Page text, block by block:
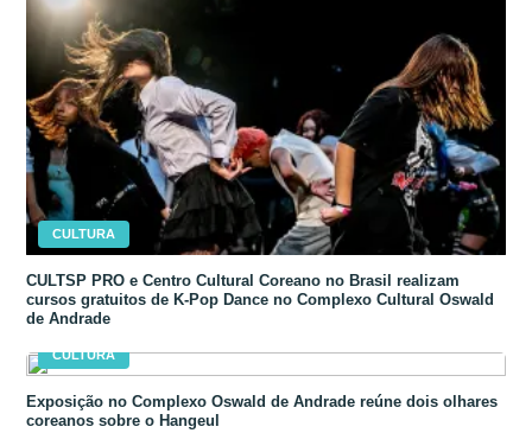
CULTURA
CULTSP PRO e Centro Cultural Coreano no Brasil realizam
cursos gratuitos de K-Pop Dance no Complexo Cultural Oswald
de Andrade
CULTURA
Exposição no Complexo Oswald de Andrade reúne dois olhares
coreanos sobre o Hangeul